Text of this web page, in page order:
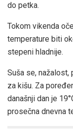
do petka.
Tokom vikenda
temperature biti
stepeni hladnije.
Suša se, nažalost,
za kišu. Za
današnji dan je
prosečna dnevna